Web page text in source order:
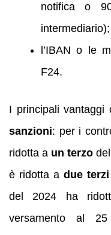
notifica o
intermediario);
l’IBAN o le
F24.
I principali vantaggi
sanzioni: per i
ridotta a un terzo
è ridotta a due terzi
del 2024 ha
versamento al